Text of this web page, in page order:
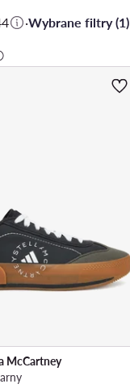
·Wybrane filtry (1)
McCartney